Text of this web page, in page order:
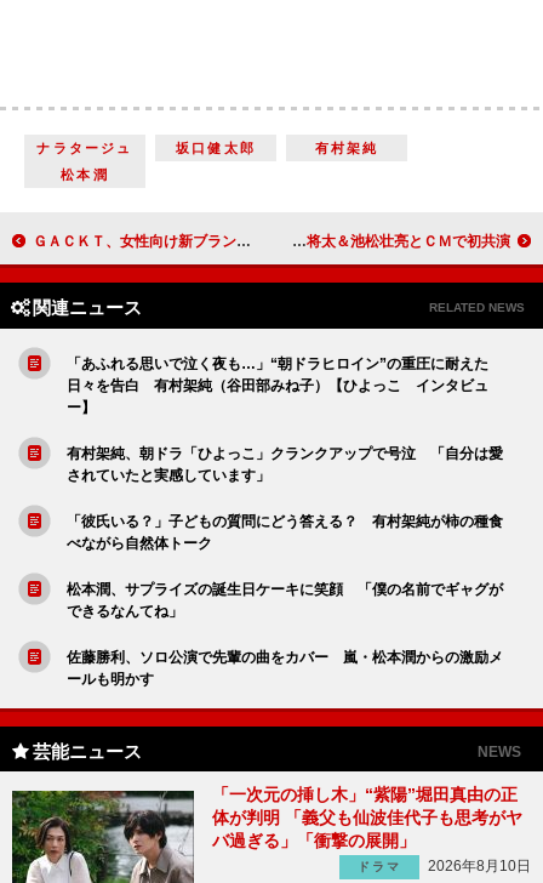
ナラタージュ 坂口健太郎
有村架純
松本潤
ＧＡＣＫＴ、女性向け新ブランドを発表 「もっと気軽にドレッシーなアプローチを」 山本美月「あえて沈黙を楽しみました」 染谷将太＆池松壮亮とＣＭで初共演
関連ニュース RELATED NEWS
「あふれる思いで泣く夜も…」“朝ドラヒロイン”の重圧に耐えた
日々を告白 有村架純（谷田部みね子）【ひよっこ インタビュ
ー】
有村架純、朝ドラ「ひよっこ」クランクアップで号泣 「自分は愛
されていたと実感しています」
「彼氏いる？」子どもの質問にどう答える？ 有村架純が柿の種食
べながら自然体トーク
松本潤、サプライズの誕生日ケーキに笑顔 「僕の名前でギャグが
できるなんてね」
佐藤勝利、ソロ公演で先輩の曲をカバー 嵐・松本潤からの激励メ
ールも明かす
芸能ニュース NEWS
「一次元の挿し木」“紫陽”堀田真由の正
体が判明 「義父も仙波佳代子も思考がヤ
バ過ぎる」「衝撃の展開」
ドラマ 2026年8月10日